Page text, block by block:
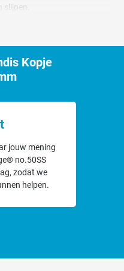
slijpen.
Kopje
jouw mening
no.50SS
zodat we
helpen.